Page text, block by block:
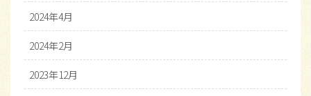
2024年4月
2024年2月
2023年12月